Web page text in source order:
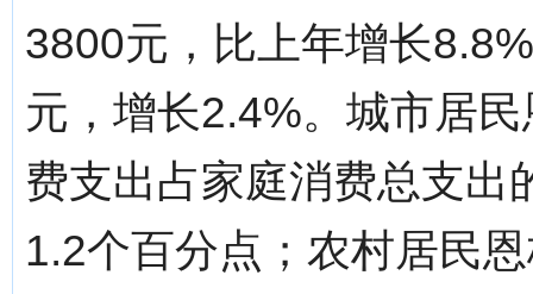
3800元，比上年增长
元，增长2.4%。城市居
费支出占家庭消费总支出
1.2个百分点；农村居民